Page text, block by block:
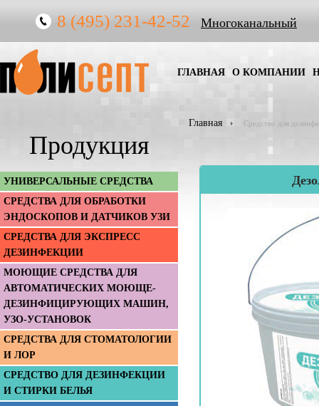
8 (495) 231-42-52 Многоканальный
ГЛАВНАЯ О КОМПАНИИ
Главная Средство для
Продукция
УНИВЕРСАЛЬНЫЕ СРЕДСТВА
СРЕДСТВА ДЛЯ ОБРАБОТКИ
ЭНДОСКОПОВ И ДАТЧИКОВ УЗИ
СРЕДСТВА ДЛЯ ЭКСПРЕСС
ДЕЗИНФЕКЦИИ
МОЮЩИЕ СРЕДСТВА ДЛЯ
АВТОМАТИЧЕСКИХ МОЮЩЕ-
ДЕЗИНФИЦИРУЮЩИХ МАШИН,
УЗО-УСТАНОВОК
СРЕДСТВА ДЛЯ СТОМАТОЛОГИИ
И ЛОР
СРЕДСТВО ДЛЯ ДЕЗИНФЕКЦИИ
И СТИРКИ БЕЛЬЯ